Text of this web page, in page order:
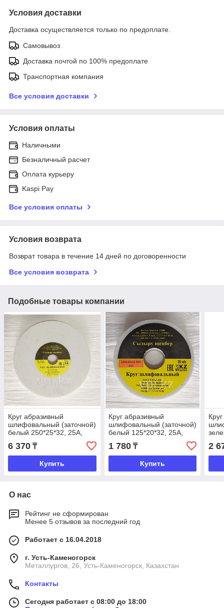
Условия доставки
Доставка осуществляется только по предоплате.
Самовывоз
Доставка почтой по 100% предоплате
Транспортная компания
Все условия доставки
Условия оплаты
Наличными
Безналичный расчет
Оплата курьеру
Kaspi Pay
Все условия оплаты
Условия возврата
Возврат товара в течение 14 дней по договоренности
Все условия возврата
Подобные товары компании
Круг абразивный
шлифовальный (заточной)
белый 250*25*32, 25А,
Восток Абразив
6 370 ₸
Купить
Круг абразивный
шлифовальный (заточной)
белый 125*20*32, 25А,
Восток Абразив
1 780₸
Купить
2
О нас
Рейтинг не сформирован
Менее 5 отзывов за последний год
Работает с 16.04.2018
г. Усть-Каменогорск
Металлургов, 26, Усть-Каменогорск, Казахстан
Контакты
Сегодня работает с 08:00 до 18:00